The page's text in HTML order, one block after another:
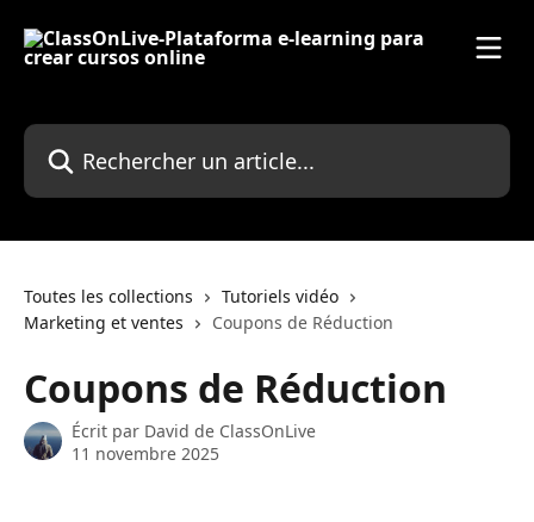
Rechercher un article...
Toutes les collections
Tutoriels vidéo
Marketing et ventes
Coupons de Réduction
Coupons de Réduction
Écrit par David de ClassOnLive
11 novembre 2025